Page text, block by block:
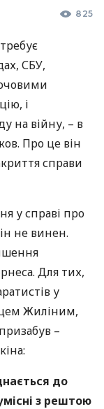
825
СБУ,
і
на війну, – в
Про це він
справи
у справі про
не винен.
Для тих,
у
Жиліним,
–
до
з рештою